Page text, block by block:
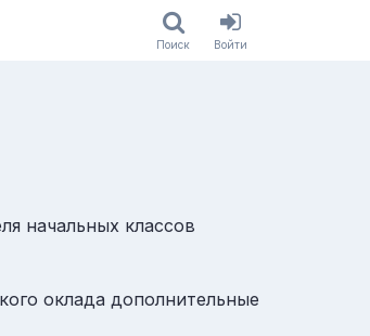
Поиск Войти
начальных классов
оклада дополнительные